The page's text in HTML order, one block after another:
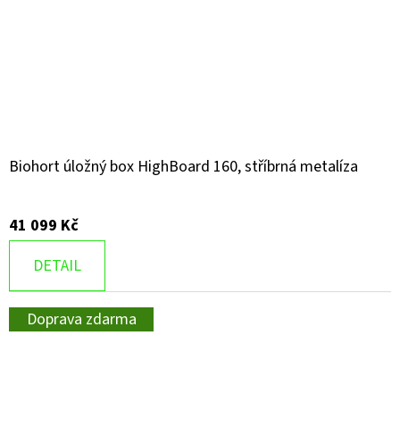
Biohort úložný box HighBoard 160, stříbrná metalíza
41 099 Kč
DETAIL
Doprava zdarma